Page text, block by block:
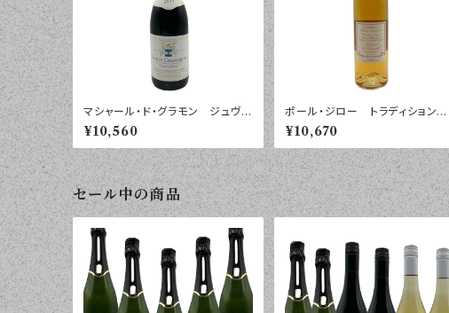
マシャール・ド・グラモン ジュヴ
レ・シャンベルタン プレソニエー
ル ２０２３年 ７５０ｍｌ
¥10,560
ポール・ジロー トラディション
４０° ７００ｍｌ
¥10,670
セール中の商品